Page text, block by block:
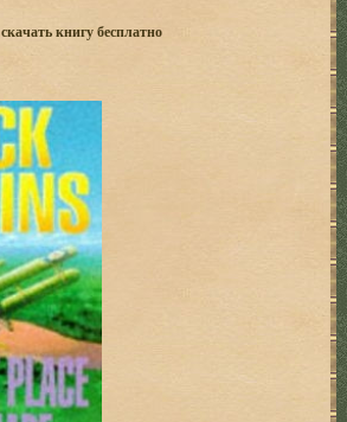
скачать книгу бесплатно